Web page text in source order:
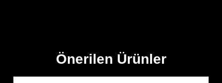
Önerilen Ürünler